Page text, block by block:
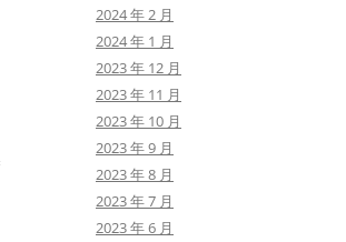
2024 年 2 月
2024 年 1 月
2023 年 12 月
2023 年 11 月
2023 年 10 月
2023 年 9 月
2023 年 8 月
2023 年 7 月
2023 年 6 月